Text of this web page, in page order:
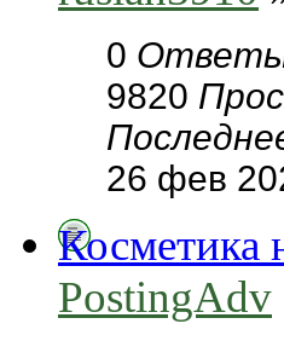
0
9820
26 фев
Косметика
PostingAdv